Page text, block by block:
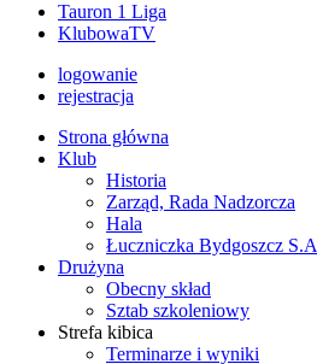
Tauron 1 Liga
KlubowaTV
logowanie
rejestracja
Strona główna
Klub
Historia
Zarząd, Rada Nadzorcza
Hala
Łuczniczka Bydgoszcz S.A
Drużyna
Obecny skład
Sztab szkoleniowy
Strefa kibica
Terminarze i wyniki